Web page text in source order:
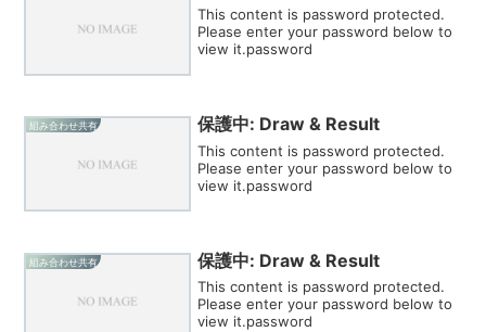
This content is password protected.
Please enter your password below to
view it.password
組み合わせ共有 保護中: Draw & Result
This content is password protected.
Please enter your password below to
view it.password
組み合わせ共有 保護中: Draw & Result
This content is password protected.
Please enter your password below to
view it.password